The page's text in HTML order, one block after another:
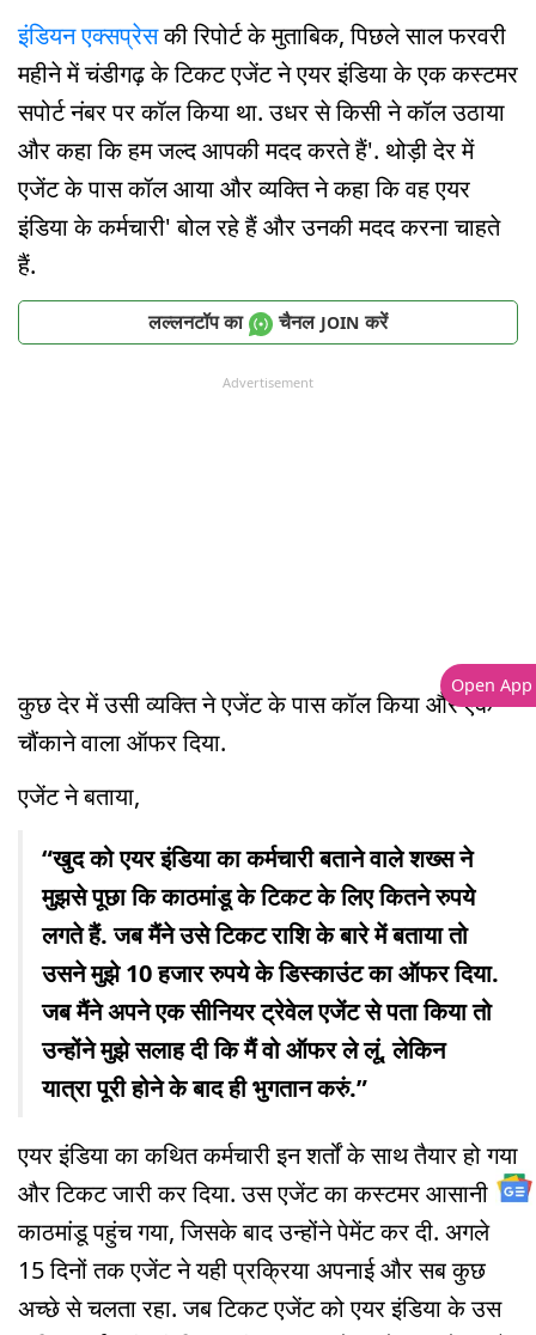
इंडियन एक्सप्रेसकी रिपोर्ट के मुताबिक, पिछले साल फरवरी
महीने में चंडीगढ़ के टिकट एजेंट ने एयर इंडिया के एक कस्टमर
सपोर्ट नंबर पर कॉल किया था. उधर से किसी ने कॉल उठाया
और कहा कि हम जल्द आपकी मदद करते हैं'. थोड़ी देर में
एजेंट के पास कॉल आया और व्यक्ति ने कहा कि वह एयर
इंडिया के कर्मचारी' बोल रहे हैं और उनकी मदद करना चाहते
हैं.
लल्लनटॉप का चैनल JOIN करें
Advertisement
कुछ देर में उसी व्यक्ति ने एजेंट के पास कॉल किया और एक
चौंकाने वाला ऑफर दिया.
एजेंट ने बताया,
“खुद को एयर इंडिया का कर्मचारी बताने वाले शख्स ने
मुझसे पूछा कि काठमांडू के टिकट के लिए कितने रुपये
लगते हैं. जब मैंने उसे टिकट राशि के बारे में बताया तो
उसने मुझे 10 हजार रुपये के डिस्काउंट का ऑफर दिया.
जब मैंने अपने एक सीनियर ट्रेवेल एजेंट से पता किया तो
उन्होंने मुझे सलाह दी कि मैं वो ऑफर ले लूं, लेकिन
यात्रा पूरी होने के बाद ही भुगतान करुं.”
एयर इंडिया का कथित कर्मचारी इन शर्तों के साथ तैयार हो गया
और टिकट जारी कर दिया. उस एजेंट का कस्टमर आसानी से
काठमांडू पहुंच गया, जिसके बाद उन्होंने पेमेंट कर दी. अगले
15 दिनों तक एजेंट ने यही प्रक्रिया अपनाई और सब कुछ
अच्छे से चलता रहा. जब टिकट एजेंट को एयर इंडिया के उस
Open App